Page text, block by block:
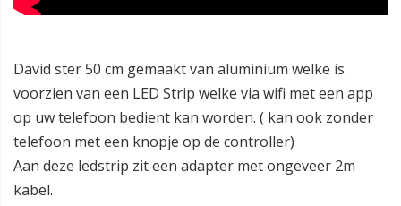
David ster 50 cm gemaakt van aluminium welke is
voorzien van een LED Strip welke via wifi met een app
op uw telefoon bedient kan worden. ( kan ook zonder
telefoon met een knopje op de controller)
Aan deze ledstrip zit een adapter met ongeveer 2m
kabel.